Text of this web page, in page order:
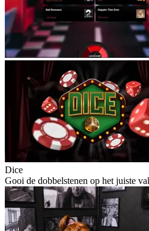
Dice
Gooi de dobbelstenen op het juiste